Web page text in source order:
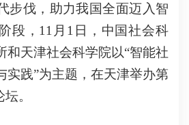
步伐，助力我国全面迈入智
段， 11 月 1日，中国社会科
和天津社会科学院以“智能社
实践”为主题，在天津举办第
。